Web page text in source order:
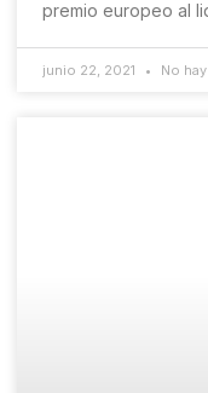
premio europeo al
junio 22, 2021 No